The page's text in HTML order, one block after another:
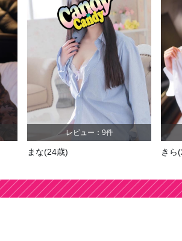
レビュー：31件
るい(28歳)